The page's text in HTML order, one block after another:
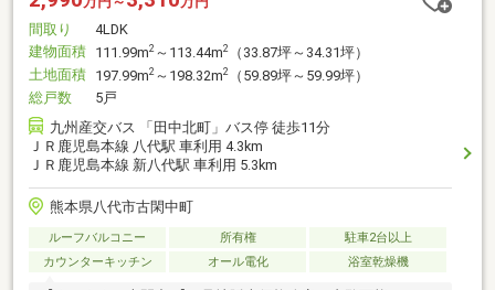
間取り
4LDK
建物面積 111.99m2 ～113.44m2
（33.87坪～34.31坪）
土地面積 197.99m2 ～198.32m2
（59.89坪～59.99坪）
総戸数
5戸
九州産交バス 「田中北町」バス停 徒歩11分
ＪＲ鹿児島本線 八代駅 車利用 4.3km
ＪＲ鹿児島本線 新八代駅 車利用 5.3km
熊本県八代市古閑中町
ルーフバルコニー 所有権
駐車2台以上
カウンターキッチン
オール電化 浴室乾燥機